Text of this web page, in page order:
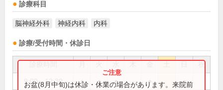
診療科目
脳神経外科 神経内科 内科
診療/受付時間・休診日
祝
9:00～12:30 ● ● ● ● ●
お盆(8月中旬)は休診・休業の場合があります。来院前